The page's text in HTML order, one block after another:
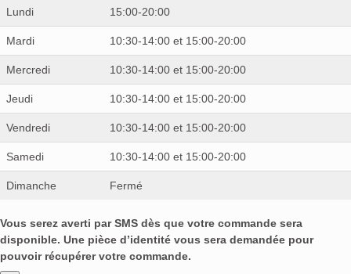
Lundi 15:00-20:00
Mardi 10:30-14:00 et 15:00-20:00
Mercredi 10:30-14:00 et 15:00-20:00
Jeudi 10:30-14:00 et 15:00-20:00
Vendredi 10:30-14:00 et 15:00-20:00
Samedi 10:30-14:00 et 15:00-20:00
Dimanche Fermé
Vous serez averti par SMS dès que votre commande sera
disponible. Une pièce d’identité vous sera demandée pour
pouvoir récupérer votre commande.